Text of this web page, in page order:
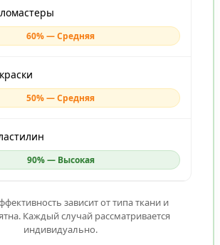
60% — Средняя
50% — Средняя
90% — Высокая
зависит от типа ткани и
Каждый случай рассматривается
индивидуально.